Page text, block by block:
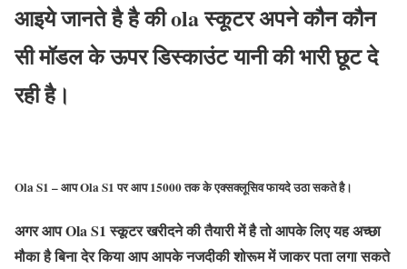
आइये जानते है है की ola स्कूटर अपने कौन कौन
सी मॉडल के ऊपर डिस्काउंट यानी की भारी छूट दे
रही है।
Ola S1 – आप Ola S1 पर आप 15000 तक के एक्सक्लूसिव फायदे उठा सकते है।
अगर आप Ola S1 स्कूटर खरीदने की तैयारी में है तो आपके लिए यह अच्छा
मौका है बिना देर किया आप आपके नजदीकी शोरूम में जाकर पता लगा सकते